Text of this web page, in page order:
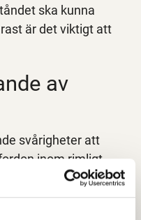
ska kunna
är det viktigt att
av
svårigheter att
inom rimligt
kan beviljas